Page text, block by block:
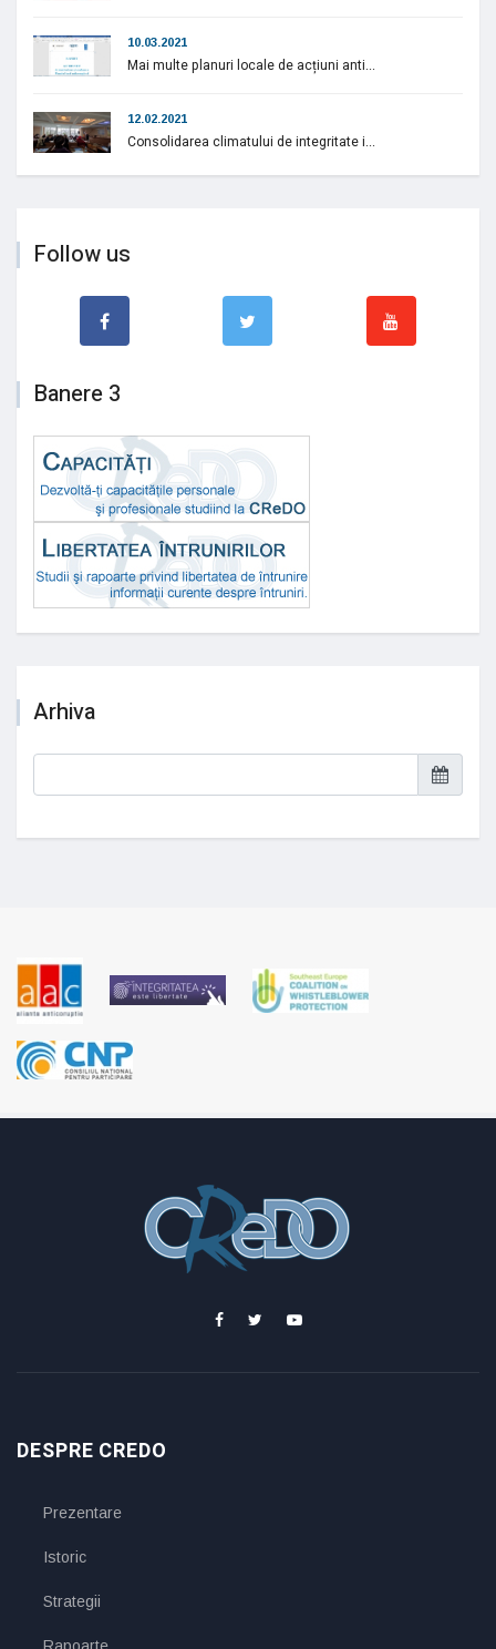
10.03.2021
Mai multe planuri locale de acțiuni anti...
12.02.2021
Consolidarea climatului de integritate i...
Follow us
Banere 3
Arhiva
DESPRE CREDO
Prezentare
Istoric
Strategii
Rapoarte